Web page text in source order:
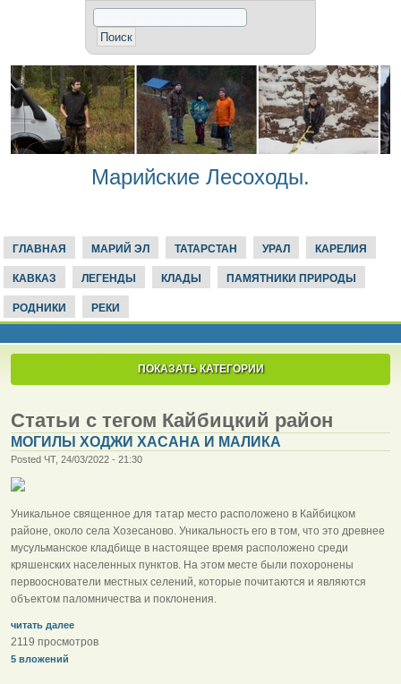
Марийские Лесоходы.
ГЛАВНАЯ МАРИЙ ЭЛ ТАТАРСТАН УРАЛ КАРЕЛИЯ
КАВКАЗ ЛЕГЕНДЫ КЛАДЫ ПАМЯТНИКИ ПРИРОДЫ
РОДНИКИ РЕКИ
ПОКАЗАТЬ КАТЕГОРИИ
Статьи с тегом Кайбицкий район
МОГИЛЫ ХОДЖИ ХАСАНА И МАЛИКА
Posted ЧТ, 24/03/2022 - 21:30
Уникальное священное для татар место расположено в Кайбицком
районе, около села Хозесаново. Уникальность его в том, что это древнее
мусульманское кладбище в настоящее время расположено среди
кряшенских населенных пунктов. На этом месте были похоронены
первооснователи местных селений, которые почитаются и являются
объектом паломничества и поклонения.
читать далее
2119 просмотров
5 вложений